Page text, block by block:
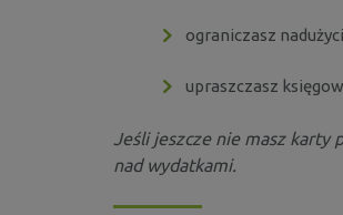
ograniczasz
upraszczasz
Jeśli jeszcze nie masz karty
nad wydatkami.